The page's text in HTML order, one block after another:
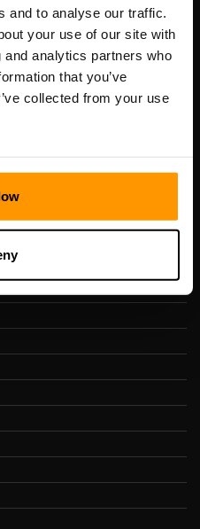
and to analyse our traffic.
your use of our site with
analytics partners who
that you’ve
collected from your use
Kesklinna linnaosa,